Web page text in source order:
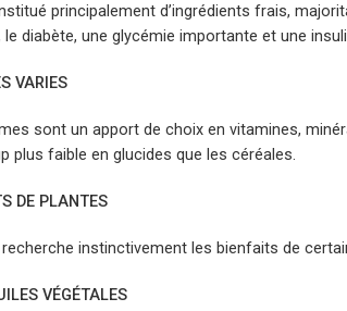
principalement d’ingrédients frais,
le diabète, une glycémie importante et une
VARIES
sont un apport de choix en vitamines,
plus faible en glucides que les céréales.
DE PLANTES
recherche instinctivement les bienfaits de
VÉGÉTALES